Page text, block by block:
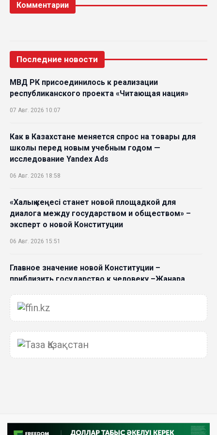
Комментарии
Последние новости
МВД РК присоединилось к реализации
республиканского проекта «Читающая нация»
07 Авг. 2026 10:07
Как в Казахстане меняется спрос на товары для
школы перед новым учебным годом —
исследование Yandex Ads
06 Авг. 2026 18:58
«Халық кеңесі станет новой площадкой для
диалога между государством и обществом» –
эксперт о новой Конституции
06 Авг. 2026 15:51
Главное значение новой Конституции –
приблизить государство к человеку –Жанара
05 Авг. 2026 16:08
Общественные наблюдатели «ДАУЫС»
рассказали о подготовке за выборами в
Курултай
Xiaomi SkyNomad